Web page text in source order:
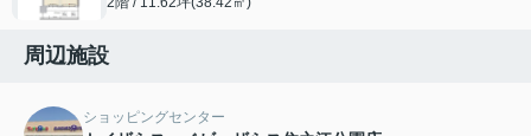
周辺施設
ショッピングセンター